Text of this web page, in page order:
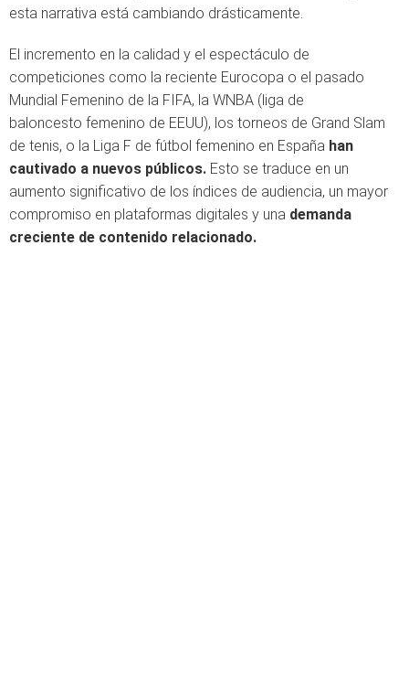
esta narrativa está cambiando drásticamente.
El incremento en la calidad y el espectáculo de
competiciones como la reciente Eurocopa o el pasado
Mundial Femenino de la FIFA, la WNBA (liga de
baloncesto femenino de EEUU), los torneos de Grand Slam
de tenis, o la Liga F de fútbol femenino en España han
cautivado a nuevos públicos. Esto se traduce en un
aumento significativo de los índices de audiencia, un mayor
compromiso en plataformas digitales y una demanda
creciente de contenido relacionado.